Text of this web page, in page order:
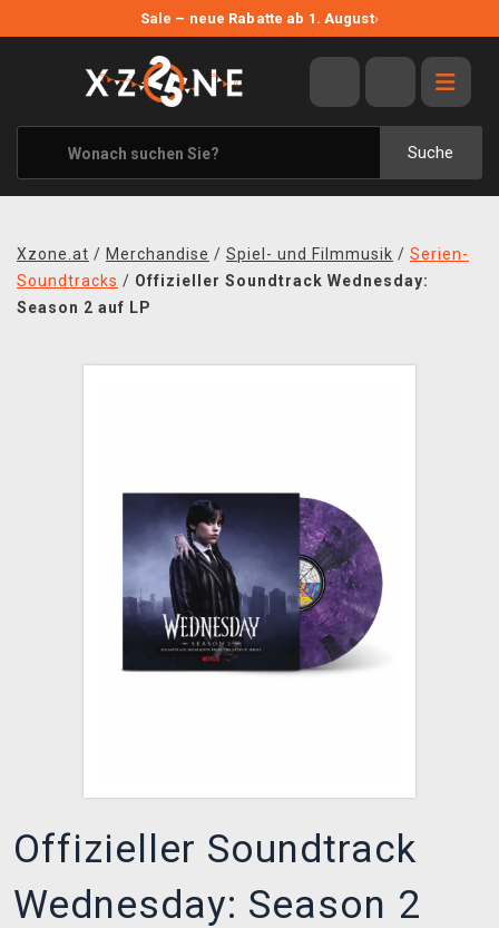
Sale – neue Rabatte ab 1. August›
Suche
ANGEBOTE
ALLE MARKEN
XZONE ORIGINALS
KLEIDUNG & ACCESSOIRES
BÜCHER & COMICS
Xzone.at / Merchandise / Spiel- und Filmmusik / Serien-
Soundtracks / Offizieller Soundtrack Wednesday:
Season 2 auf LP
Offizieller Soundtrack
Wednesday: Season 2